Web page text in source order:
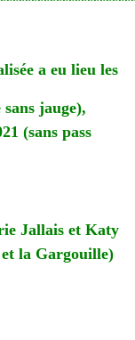
a eu lieu les
jauge),
(sans pass
Jallais et Katy
la Gargouille)